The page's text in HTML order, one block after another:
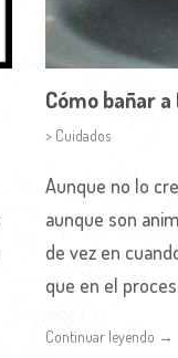
Cómo bañar
> Cuidados
Aunque no lo
aunque son
de vez en
que en el
Continuar leyendo →